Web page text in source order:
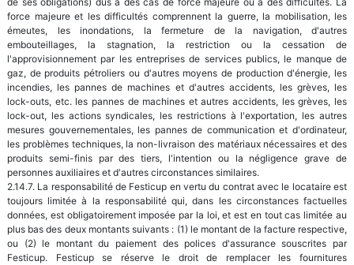
force majeure et les difficultés comprennent la guerre, la mobilisation, les
émeutes, les inondations, la fermeture de la navigation, d'autres
embouteillages, la stagnation, la restriction ou la cessation de
l'approvisionnement par les entreprises de services publics, le manque de
gaz, de produits pétroliers ou d'autres moyens de production d'énergie, les
incendies, les pannes de machines et d'autres accidents, les grèves, les
lock-outs, etc. les pannes de machines et autres accidents, les grèves, les
lock-out, les actions syndicales, les restrictions à l'exportation, les autres
mesures gouvernementales, les pannes de communication et d'ordinateur,
les problèmes techniques, la non-livraison des matériaux nécessaires et des
produits semi-finis par des tiers, l'intention ou la négligence grave de
personnes auxiliaires et d'autres circonstances similaires.
2.14.7. La responsabilité de Festicup en vertu du contrat avec le locataire est
toujours limitée à la responsabilité qui, dans les circonstances factuelles
données, est obligatoirement imposée par la loi, et est en tout cas limitée au
plus bas des deux montants suivants : (1) le montant de la facture respective,
ou (2) le montant du paiement des polices d'assurance souscrites par
Festicup. Festicup se réserve le droit de remplacer les fournitures